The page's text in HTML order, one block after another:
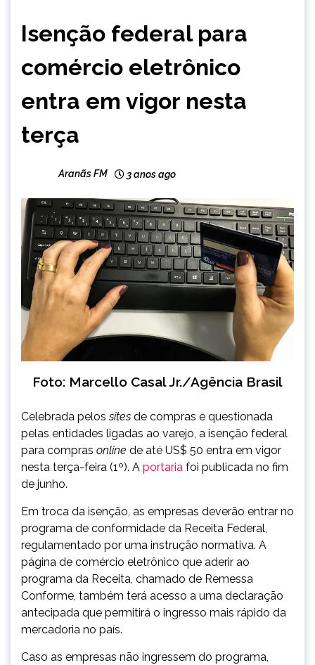
CAPELINHA
GERAIS
Isenção federal para
comércio eletrônico
entra em vigor nesta
terça
Aranãs FM 3 anos ago
Foto: Marcello Casal Jr./Agência Brasil
Celebrada pelossites de compras e questionada
pelas entidades ligadas ao varejo, a isenção federal
para compras online de até US$ 50 entra em vigor
nesta terça-feira (1º). A portaria foi publicada no fim
de junho.
Em troca da isenção, as empresas deverão entrar no
programa de conformidade da Receita Federal,
regulamentado por uma instrução normativa. A
página de comércio eletrônico que aderir ao
programa da Receita, chamado de Remessa
Conforme, também terá acesso a uma declaração
antecipada que permitirá o ingresso mais rápido da
mercadoria no país.
Caso as empresas não ingressem do programa,